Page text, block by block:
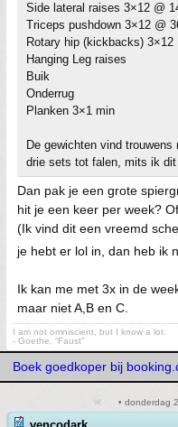
Side lateral raises 3×12 @
Triceps pushdown 3×12 @
Rotary hip (kickbacks) 3×12
Hanging Leg raises
Buik
Onderrug
Planken 3×1 min
De gewichten vind
drie sets tot falen, mits ik
Dan pak je een grote
hit je een keer per week?
(Ik vind dit een vreemd
je hebt er lol in, dan heb ik
Ik kan me met 3x in de
maar niet A,B en C.
I am not omniscient, but I know a lot.
- Goethe, “Faust”
Boek goedkoper bij
• donderdag